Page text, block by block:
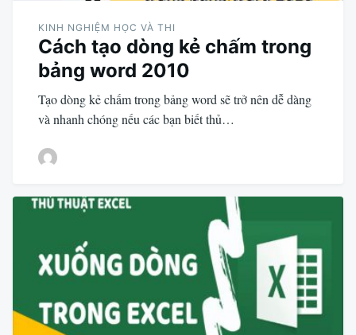
KINH NGHIỆM HỌC VÀ THI
Cách tạo dòng kẻ chấm trong
bảng word 2010
Tạo dòng kẻ chấm trong bảng word sẽ trở nên dễ dàng
và nhanh chóng nếu các bạn biết thủ…